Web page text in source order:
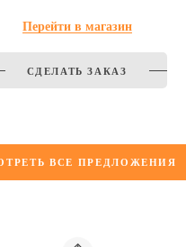
Перейти в магазин
СДЕЛАТЬ ЗАКАЗ
ВСЕ ПРЕДЛОЖЕНИЯ